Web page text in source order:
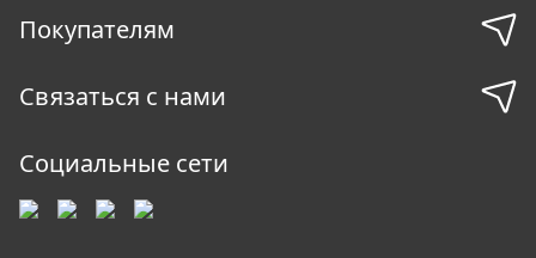
Покупателям
Связаться с нами
Социальные сети